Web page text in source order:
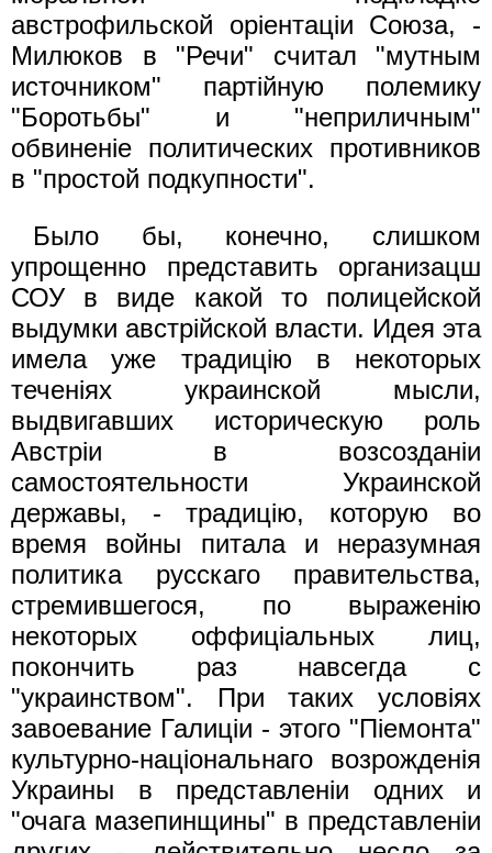
австрофильской opieнтацiи Союза, -
Милюков в "Речи" считал "мутным
источником" партiйную полемику
"Боротьбы" и "неприличным"
обвиненiе политических противников
в "простой подкупности".
Было бы, конечно, слишком
упрощенно представить организацш
СОУ в виде какой то полицейской
выдумки австрiйской власти. Идея эта
имела уже традицiю в некоторых
теченiях украинской мысли,
выдвигавших историческую роль
Австрiи в возсозданiи
самостоятельности Украинской
державы, - традицiю, которую во
время войны питала и неразумная
политика русскаго правительства,
стремившегося, по выраженiю
некоторых оффицiальных лиц,
покончить раз навсегда с
"украинством". При таких условiях
завоевание Галицiи - этого "Пiемонта"
культурно-нацiональнаго возрожденiя
Украины в представленiи одних и
"очага мазепинщины" в представленiи